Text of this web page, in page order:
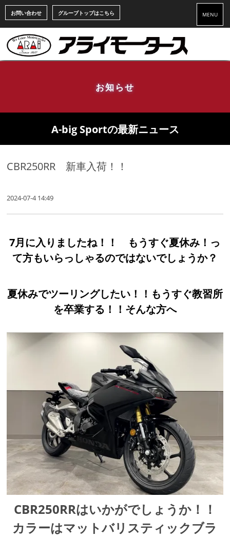
お問い合わせ グループトップはこちら MENU
お知らせ
A-big Sportの最新ニュース
CBR250RR 新車入荷！！
2024-07-4 14:49
7月に入りましたね！！ もうすぐ夏休み！っ
て方もいらっしゃるのではないでしょうか？
夏休みでツーリングしたい！！もうすぐ教習所
を卒業する！！そんな方へ
CBR250RRはいかがでしょうか！！
カラーはマットバリスティックブラ